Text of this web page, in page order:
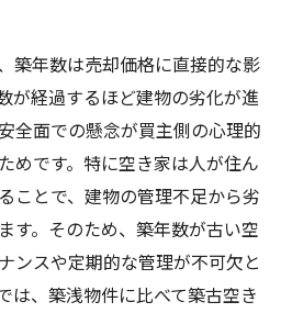
築年数は売却価格に直接的な影
が経過するほど建物の劣化が進
全面での懸念が買主側の心理的
めです。特に空き家は人が住ん
ことで、建物の管理不足から劣
す。そのため、築年数が古い空
ンスや定期的な管理が不可欠と
は、築浅物件に比べて築古空き